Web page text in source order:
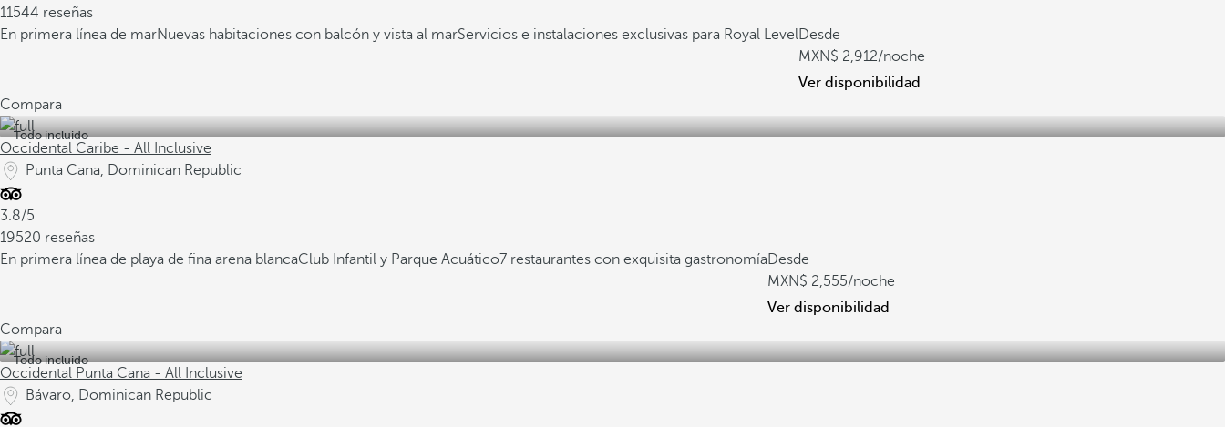
11544 reseñas
En primera línea de marNuevas habitaciones con balcón y vista al marServicios e instalaciones exclusivas para Royal LevelDesde
2,912/noche
Ver disponibilidad
Compara
Todo incluido
Occidental Caribe - All Inclusive
Punta Cana, Dominican Republic
3.8/5
19520 reseñas
En primera línea de playa de fina arena blancaClub Infantil y Parque Acuático7 restaurantes con exquisita gastronomíaDesde
2,555/noche
Ver disponibilidad
Compara
Todo incluido
Occidental Punta Cana - All Inclusive
Bávaro, Dominican Republic